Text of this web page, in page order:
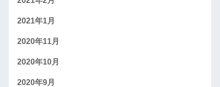
2021年1月
2020年11月
2020年10月
2020年9月